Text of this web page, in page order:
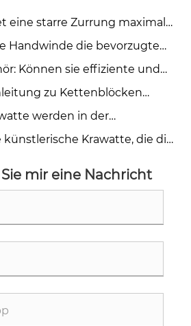
eine starre Zurrung maximale
Handwinde die bevorzugte
und Zugaufgaben sein?
Können sie effiziente und
für Riggabetriebe
zu Kettenblöcken
Auswählen der richtigen
werden in der
Logistik und -verteilung
künstlerische Krawatte, die die
mir eine Nachricht